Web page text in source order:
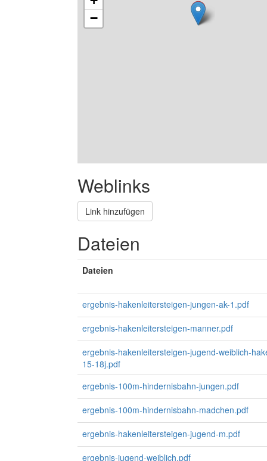
−
Weblinks
Link hinzufügen
Dateien
Dateien
ergebnis-hakenleitersteigen-jungen-ak-1.pdf
ergebnis-hakenleitersteigen-manner.pdf
ergebnis-hakenleitersteigen-jugend-weiblich-
15-18j.pdf
ergebnis-100m-hindernisbahn-jungen.pdf
ergebnis-100m-hindernisbahn-madchen.pdf
ergebnis-hakenleitersteigen-jugend-m.pdf
ergebnis-jugend-weiblich.pdf